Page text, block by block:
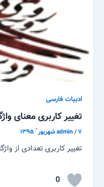
ادبیات فارسی
تغییر کاربری معنای
admin/۷ شهریور ّ ۱۳۹۵
تغییر کاربری تعدادی از
0